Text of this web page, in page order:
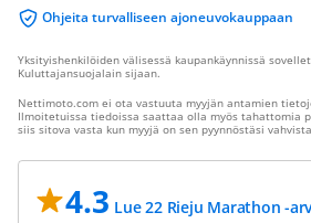
Ohjeita turvalliseen ajoneuvokauppaan
Yksityishenkilöiden välisessä kaupankäynnissä
Kuluttajansuojalain sijaan.
Nettimoto.com ei ota vastuuta myyjän antamien
Ilmoitetuissa tiedoissa saattaa olla myös tahattomia
siis sitova vasta kun myyjä on sen pyynnöstäsi
4.3 Lue 22 Rieju Marathon -